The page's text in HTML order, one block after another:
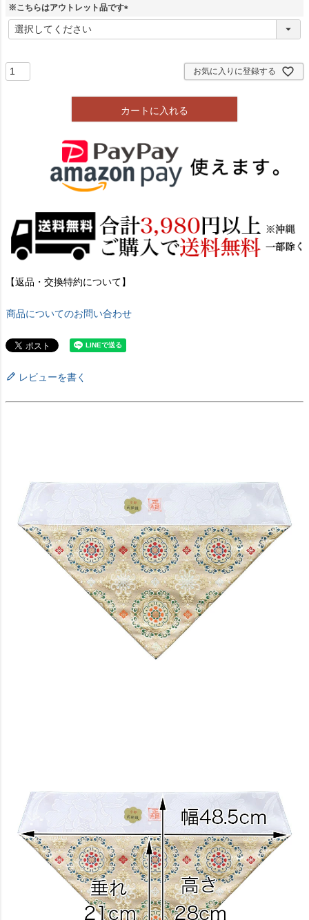
※こちらはアウトレット品です
(
お気に入りに登録する
カートに入れる
【返品・交換特約について】
商品についてのお問い合わせ
レビューを書く